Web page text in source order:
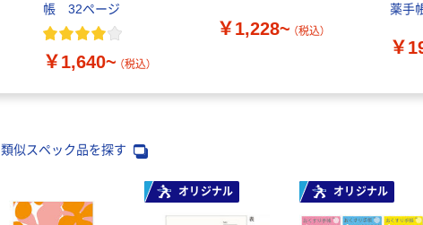
帳 32ページ
￥1,640~ （税込）
￥1,228~ （税込）
薬手
￥
類似スペック品を探す
オリジナル オリジナル